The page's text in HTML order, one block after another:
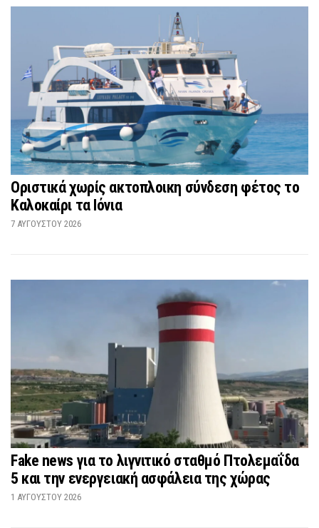
Οριστικά χωρίς ακτοπλοικη σύνδεση φέτος το
Καλοκαίρι τα Ιόνια
7 ΑΥΓΟΎΣΤΟΥ 2026
Fake news για το λιγνιτικό σταθμό Πτολεμαΐδα
5 και την ενεργειακή ασφάλεια της χώρας
1 ΑΥΓΟΎΣΤΟΥ 2026